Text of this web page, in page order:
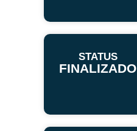
STATUS
FINALIZADO